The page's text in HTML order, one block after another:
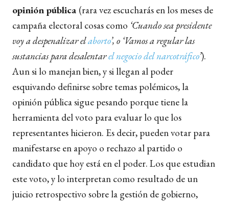
opinión pública (rara vez escucharás en los meses de
campaña electoral cosas como ‘Cuando sea presidente
voy a despenalizar elaborto’, o ‘Vamos a regular las
sustancias para desalentarel negocio del narcotráfico’).
Aun si lo manejan bien, y si llegan al poder
esquivando definirse sobre temas polémicos, la
opinión pública sigue pesando porque tiene la
herramienta del voto para evaluar lo que los
representantes hicieron. Es decir, pueden votar para
manifestarse en apoyo o rechazo al partido o
candidato que hoy está en el poder. Los que estudian
este voto, y lo interpretan como resultado de un
juicio retrospectivo sobre la gestión de gobierno,